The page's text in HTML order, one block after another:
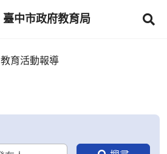
臺中市政府教育局
教育活動報導